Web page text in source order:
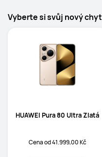
Vyberte si svůj nový
HUAWEI Pura 80 Ultra Zlatá
Cena od 41.999,00 Kč